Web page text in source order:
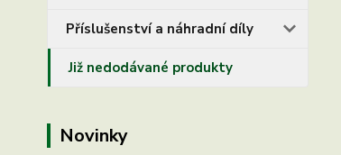
Příslušenství a náhradní díly
Již nedodávané produkty
Novinky